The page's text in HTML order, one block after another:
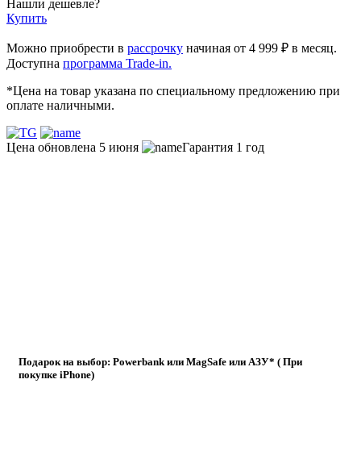
Нашли дешевле?
Купить
Можно приобрести в рассрочку начиная от 4 999 ₽ в месяц.
Доступна программа Trade-in.
*Цена на товар указана по специальному предложению при
оплате наличными.
Цена обновлена 5 июня Гарантия 1 год
Подарок на выбор: Powerbank или MagSafe или AЗУ* ( При
покупке iPhone)